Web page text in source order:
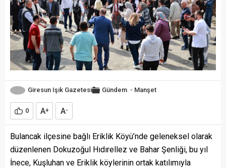
Giresun Işık Gazetesi Gündem - Manşet
0 A+ A-
Bulancak ilçesine bağlı Eriklik Köyü’nde geleneksel olarak
düzenlenen Dokuzoğul Hıdırellez ve Bahar Şenliği, bu yıl
İnece, Kuşluhan ve Eriklik köylerinin ortak katılımıyla